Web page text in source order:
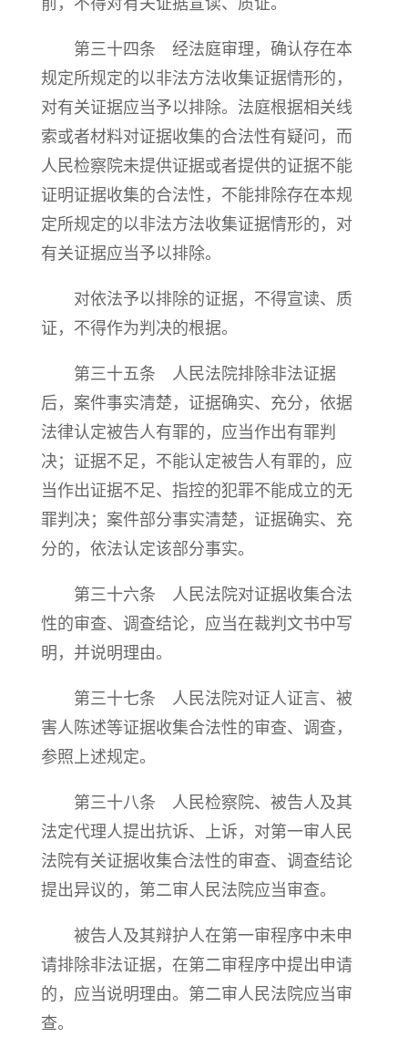
前，不得对有关证据宣读、质证。
第三十四条 经法庭审理，确认存在本
规定所规定的以非法方法收集证据情形的，
对有关证据应当予以排除。法庭根据相关线
索或者材料对证据收集的合法性有疑问，而
人民检察院未提供证据或者提供的证据不能
证明证据收集的合法性，不能排除存在本规
定所规定的以非法方法收集证据情形的，对
有关证据应当予以排除。
对依法予以排除的证据，不得宣读、质
证，不得作为判决的根据。
第三十五条 人民法院排除非法证据
后，案件事实清楚，证据确实、充分，依据
法律认定被告人有罪的，应当作出有罪判
决；证据不足，不能认定被告人有罪的，应
当作出证据不足、指控的犯罪不能成立的无
罪判决；案件部分事实清楚，证据确实、充
分的，依法认定该部分事实。
第三十六条 人民法院对证据收集合法
性的审查、调查结论，应当在裁判文书中写
明，并说明理由。
第三十七条 人民法院对证人证言、被
害人陈述等证据收集合法性的审查、调查，
参照上述规定。
第三十八条 人民检察院、被告人及其
法定代理人提出抗诉、上诉，对第一审人民
法院有关证据收集合法性的审查、调查结论
提出异议的，第二审人民法院应当审查。
被告人及其辩护人在第一审程序中未申
请排除非法证据，在第二审程序中提出申请
的，应当说明理由。第二审人民法院应当审
查。